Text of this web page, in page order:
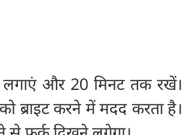
लगाएं और 20 मिनट तक रखें।
ब्राइट करने में मदद करता है।